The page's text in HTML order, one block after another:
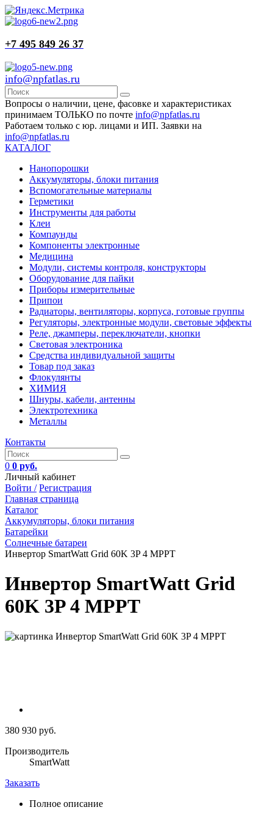
+7 495 849 26 37
info@npfatlas.ru
Вопросы о наличии, цене, фасовке и характеристиках
принимаем ТОЛЬКО по почте info@npfatlas.ru
Работаем только с юр. лицами и ИП. Заявки на
info@npfatlas.ru
КАТАЛОГ
Нанопорошки
Аккумуляторы, блоки питания
Вспомогательные материалы
Герметики
Инструменты для работы
Клеи
Компаунды
Компоненты электронные
Медицина
Модули, системы контроля, конструкторы
Оборудование для пайки
Приборы измерительные
Припои
Радиаторы, вентиляторы, корпуса, готовые группы
Регуляторы, электронные модули, световые эффекты
Реле, джамперы, переключатели, кнопки
Световая электроника
Средства индивидуальной защиты
Товар под заказ
Флокулянты
ХИМИЯ
Шнуры, кабели, антенны
Электротехника
Металлы
Контакты
0 0 руб.
Личный кабинет
Войти / Регистрация
Главная страница
Каталог
Аккумуляторы, блоки питания
Батарейки
Солнечные батареи
Инвертор SmartWatt Grid 60K 3P 4 MPPT
Инвертор SmartWatt Grid
60K 3P 4 MPPT
380 930 руб.
Производитель
SmartWatt
Заказать
Полное описание